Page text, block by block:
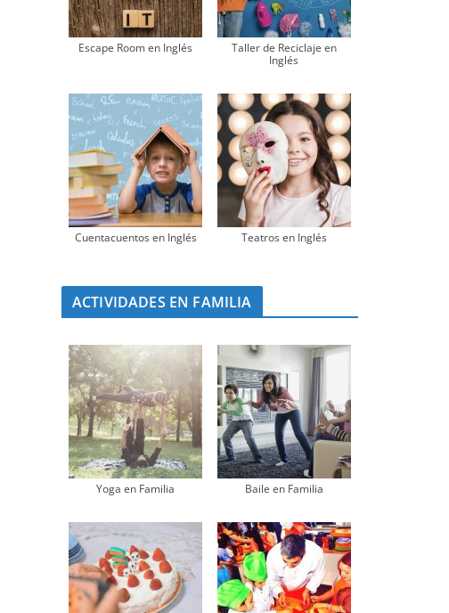
Escape Room en Inglés
Taller de Reciclaje en
Inglés
Cuentacuentos en Inglés Teatros en Inglés
ACTIVIDADES EN FAMILIA
Yoga en Familia Baile en Familia